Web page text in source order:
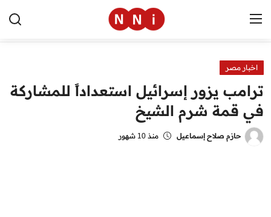
الرئيسية
اخبار مصر
العالم
اخبار مصر
ترامب يزور إسرائيل استعداداً للمشاركة
في قمة شرم الشيخ
حازم صلاح إسماعيل منذ 10 شهور